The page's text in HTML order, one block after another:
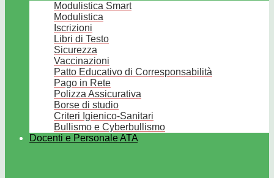
Modulistica Smart
Modulistica
Iscrizioni
Libri di Testo
Sicurezza
Vaccinazioni
Patto Educativo di Corresponsabilità
Pago in Rete
Polizza Assicurativa
Borse di studio
Criteri Igienico-Sanitari
Bullismo e Cyberbullismo
Docenti e Personale ATA